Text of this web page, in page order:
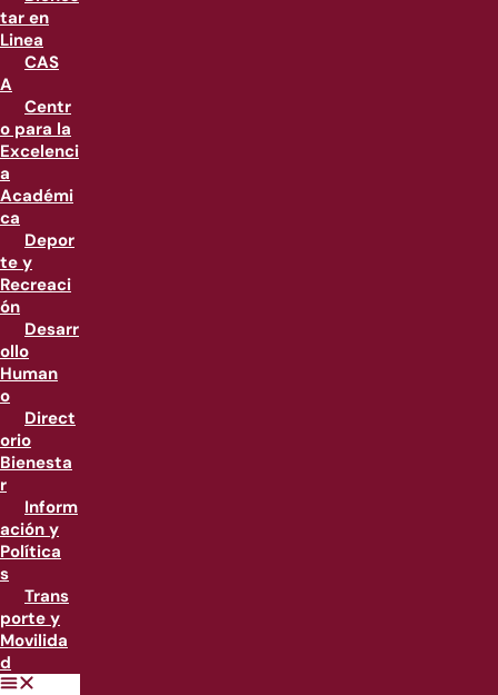
tar en
Linea
CAS
A
Centr
o para la
Excelenci
a
Académi
ca
Depor
te y
Recreaci
ón
Desarr
ollo
Human
o
Direct
orio
Bienesta
r
Inform
ación y
Política
s
Trans
porte y
Movilida
d